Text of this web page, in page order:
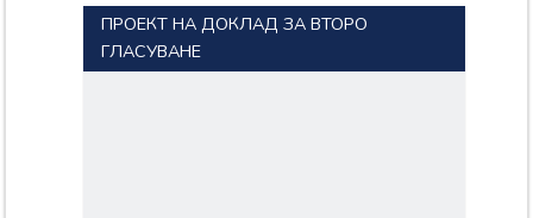
ПРОЕКТ НА ДОКЛАД ЗА ВТОРО
ГЛАСУВАНЕ